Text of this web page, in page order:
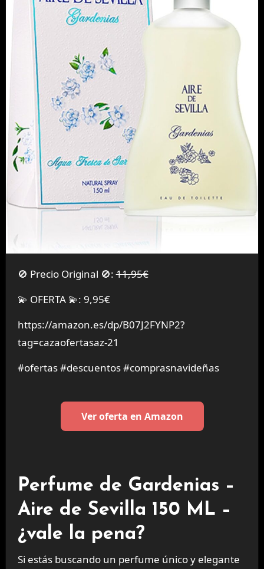
🚫 Precio Original 🚫:11,95€
💫 OFERTA 💫: 9,95€
https://amazon.es/dp/B07J2FYNP2?
tag=cazaofertasaz-21
#ofertas #descuentos #comprasnavideñas
Ver oferta en Amazon
Perfume de Gardenias –
Aire de Sevilla 150 ML –
¿vale la pena?
Si estás buscando un perfume único y elegante